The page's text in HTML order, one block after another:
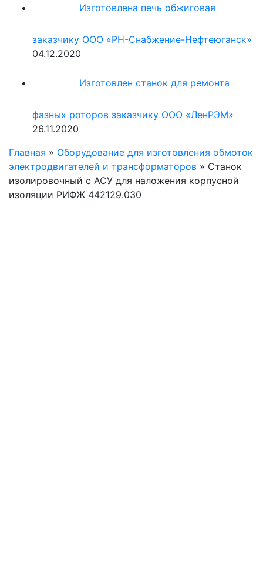
Изготовлена печь обжиговая
заказчику ООО «РН-Снабжение-Нефтеюганск»
04.12.2020
Изготовлен станок для ремонта
фазных роторов заказчику ООО «ЛенРЭМ»
26.11.2020
Главная » Оборудование для изготовления обмоток
электродвигателей и трансформаторов » Станок
изолировочный с АСУ для наложения корпусной
изоляции РИФЖ 442129.030